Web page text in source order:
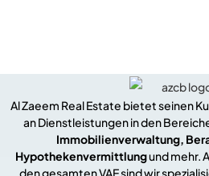
Al Zaeem Real Estate bietet seinen
an Dienstleistungen in den
Immobilienverwaltung,
Hypothekenvermittlungund mehr.
den gesamten VAE sind wir